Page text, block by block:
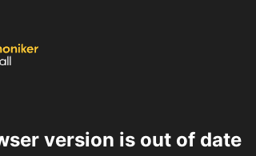
version is out of date